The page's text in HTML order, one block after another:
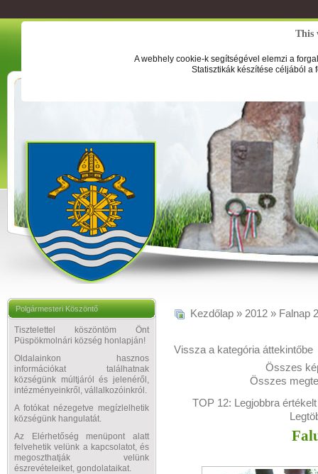
This
A webhely cookie-k segítségével elemzi a
Statisztikák készítése céljából a
Polgármesteri Köszöntő
Tisztelettel köszöntöm Önt
Püspökmolnári község honlapján!
Oldalainkon hasznos
információkat találhatnak
községünk múltjáról és jelenéről,
intézményeinkről, vállalkozóinkról.
A fotókat nézegetve megízlelhetik
községünk hangulatát.
Az Elérhetőség menüpont alatt
felvehetik velünk a kapcsolatot, és
megoszthatják velünk
észrevételeiket, gondolataikat.
Kezdőlap » 2012 » Falnap
Vissza a kategória áttekintőbe
Összes
Összes
TOP 12: Legjobbra értékelt